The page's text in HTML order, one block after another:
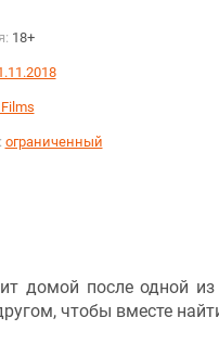
18+
ограниченный
домой после одной из
чтобы вместе